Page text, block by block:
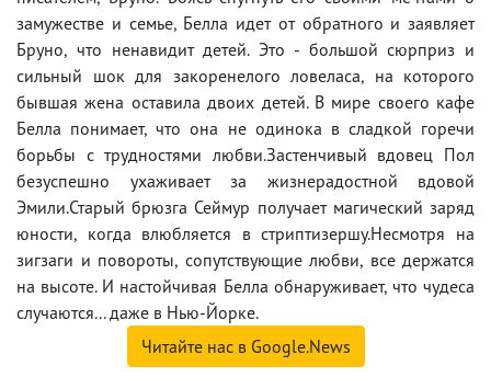
замужестве и семье, Белла идет от обратного и заявляет
Бруно, что ненавидит детей. Это - большой сюрприз и
сильный шок для закоренелого ловеласа, на которого
бывшая жена оставила двоих детей. В мире своего кафе
Белла понимает, что она не одинока в сладкой горечи
борьбы с трудностями любви.Застенчивый вдовец Пол
безуспешно ухаживает за жизнерадостной вдовой
Эмили.Старый брюзга Сеймур получает магический заряд
юности, когда влюбляется в стриптизершу.Несмотря на
зигзаги и повороты, сопутствующие любви, все держатся
на высоте. И настойчивая Белла обнаруживает, что чудеса
случаются... даже в Нью-Йорке.
Читайте нас в Google.News